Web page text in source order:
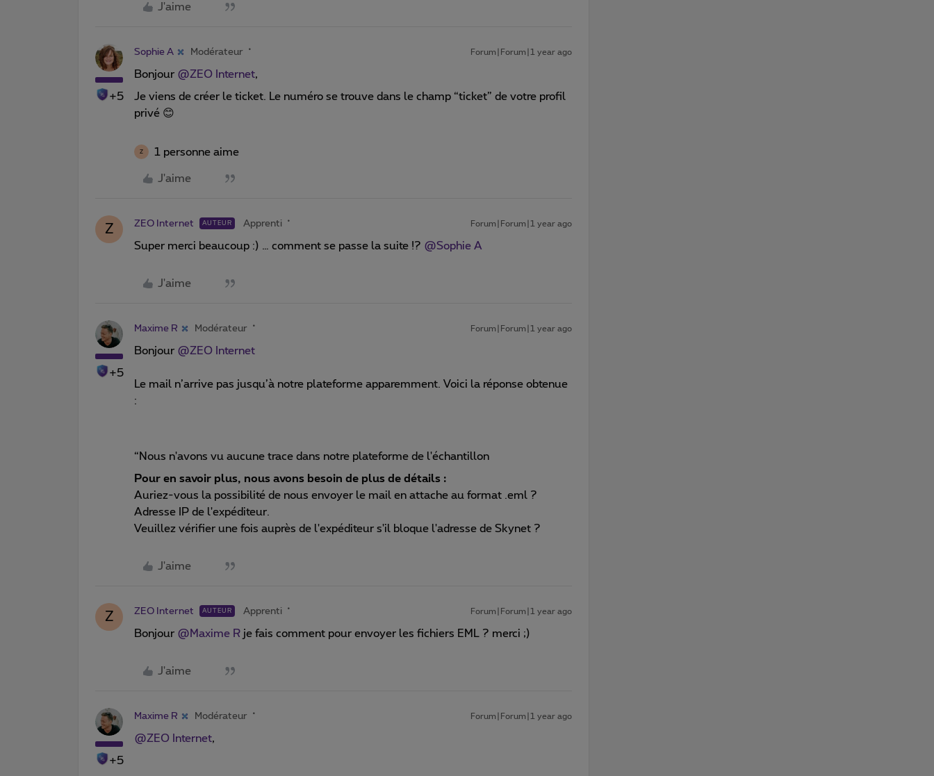
J'aime
+5
Sophie A Modérateur Forum|Forum|1 year ago
Bonjour ​ @ZEO Internet,
Je viens de créer le ticket. Le numéro se trouve dans le champ “ticket” de votre profil
privé 😊
Z 1 personne aime
J'aime
Z ZEO Internet AUTEUR Apprenti Forum|Forum|1 year ago
Super merci beaucoup :) … comment se passe la suite !? ​ @Sophie A
J'aime
+5
Maxime R Modérateur Forum|Forum|1 year ago
Bonjour ​ @ZEO Internet
Le mail n’arrive pas jusqu’à notre plateforme apparemment. Voici la réponse obtenue
:
“Nous n'avons vu aucune trace dans notre plateforme de l'échantillon
Pour en savoir plus, nous avons besoin de plus de détails :
Auriez-vous la possibilité de nous envoyer le mail en attache au format .eml ?
Adresse IP de l'expéditeur.
Veuillez vérifier une fois auprès de l'expéditeur s'il bloque l'adresse de Skynet ?
J'aime
Z ZEO Internet AUTEUR Apprenti Forum|Forum|1 year ago
Bonjour ​ @Maxime R je fais comment pour envoyer les fichiers EML ? merci ;)
J'aime
+5
Maxime R Modérateur Forum|Forum|1 year ago
@ZEO Internet,